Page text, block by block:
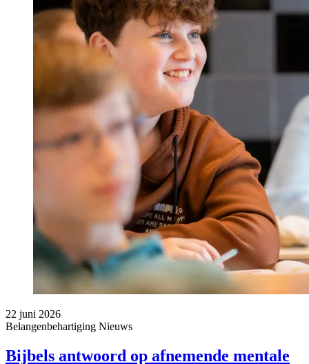
22 juni 2026
Belangenbehartiging Nieuws
Bijbels antwoord op afnemende mentale